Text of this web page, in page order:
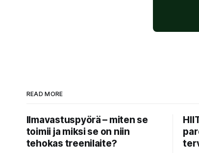
READ MORE
Ilmavastuspyörä – miten se
toimii ja miksi se on niin
tehokas treenilaite?